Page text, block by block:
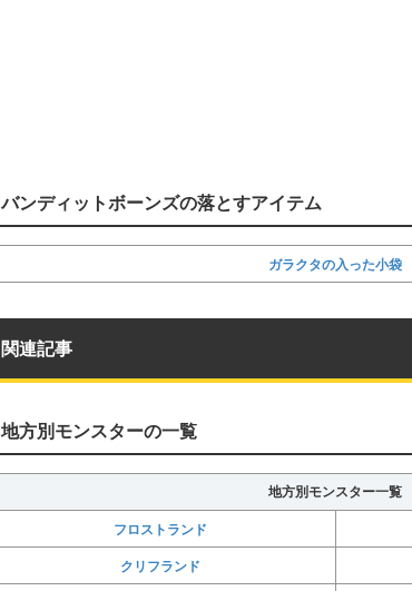
バンディットボーンズの落とすアイテム
ガラクタの入った小袋
関連記事
地方別モンスターの一覧
地方別モンスター一覧
フロストランド
クリフランド